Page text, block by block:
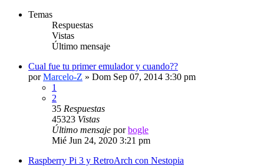
Temas
Respuestas
Vistas
Último mensaje
Cual fue tu primer emulador y cuando??
porMarcelo-Z » Dom Sep 07, 2014 3:30 pm
1
2
35 Respuestas
45323 Vistas
Último mensaje porbogle
Mié Jun 24, 2020 3:21 pm
Raspberry Pi 3 y RetroArch con Nestopia